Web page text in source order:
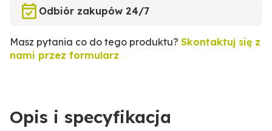
Odbiór zakupów 24/7
Masz pytania co do tego produktu? Skontaktuj się z
nami przez formularz
Opis i specyfikacja